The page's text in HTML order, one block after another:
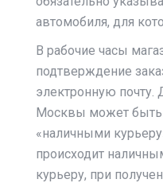
автомобиля, для
В рабочие часы
подтверждение
электронную почту.
Москвы может быть
«наличными
происходит
курьеру, при